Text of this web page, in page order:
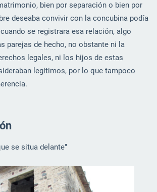
bien por separación o bien por
deseaba convivir con la concubina podía
se registrara esa relación, algo
parejas de hecho, no obstante ni la
legales, ni los hijos de estas
legítimos, por lo que tampoco
se situa delante"